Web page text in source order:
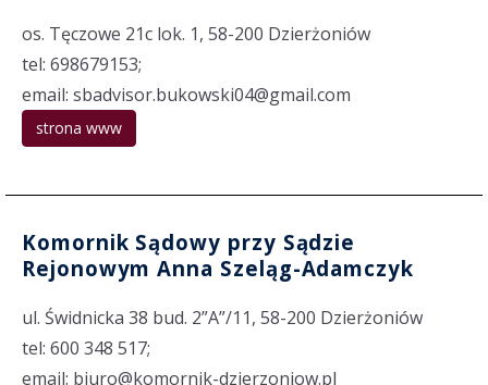
os. Tęczowe 21c lok. 1, 58-200 Dzierżoniów
tel: 698679153;
email: sbadvisor.bukowski04@gmail.com
strona www
Komornik Sądowy przy Sądzie
Rejonowym Anna Szeląg-Adamczyk
ul. Świdnicka 38 bud. 2”A”/11, 58-200 Dzierżoniów
tel: 600 348 517;
email: biuro@komornik-dzierzoniow.pl